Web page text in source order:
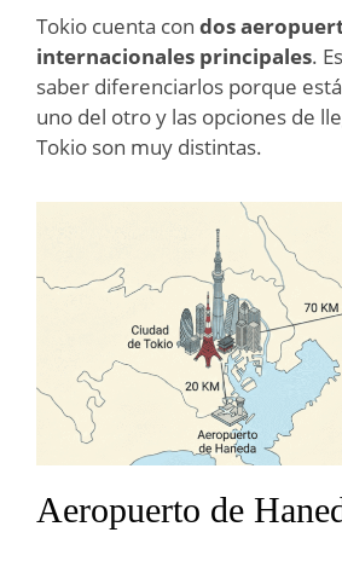
Tokio cuenta con dos
internacionales principales.
saber diferenciarlos porque
uno del otro y las opciones de
Tokio son muy distintas.
Aeropuerto de